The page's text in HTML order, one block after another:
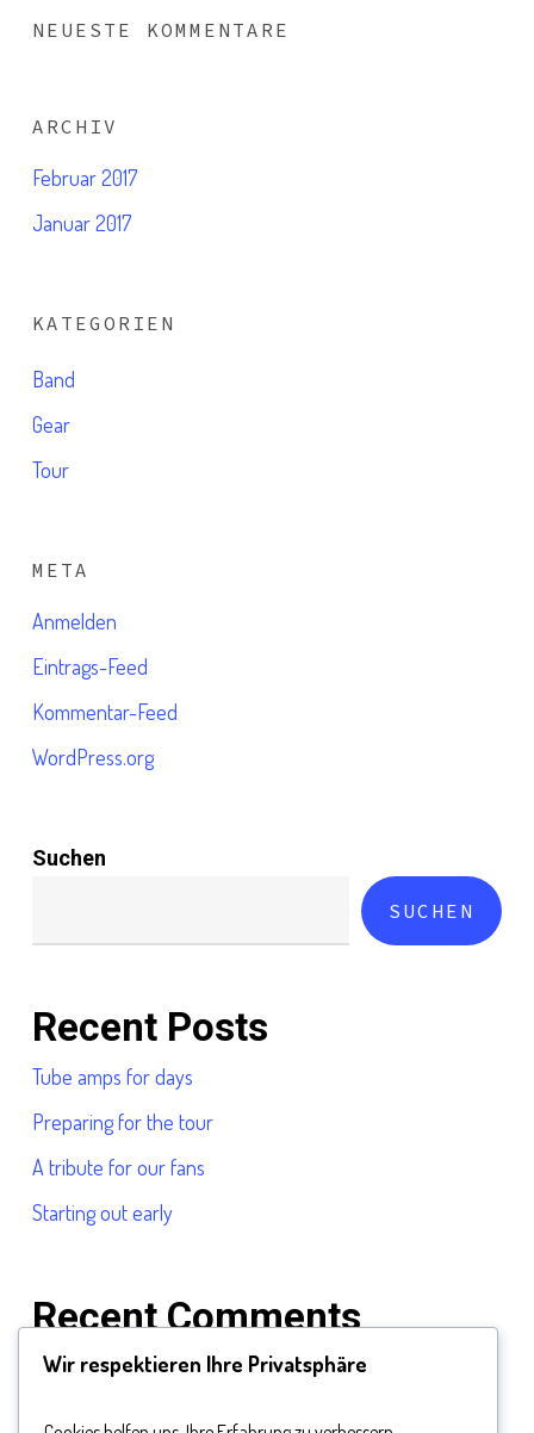
NEUESTE KOMMENTARE
ARCHIV
Februar 2017
Januar 2017
KATEGORIEN
Band
Gear
Tour
META
Anmelden
Eintrags-Feed
Kommentar-Feed
WordPress.org
Suchen
SUCHEN
Recent Posts
Tube amps for days
Preparing for the tour
A tribute for our fans
Starting out early
Recent Comments
Es sind keine Kommentare vorhanden.
Wir respektieren Ihre Privatsphäre